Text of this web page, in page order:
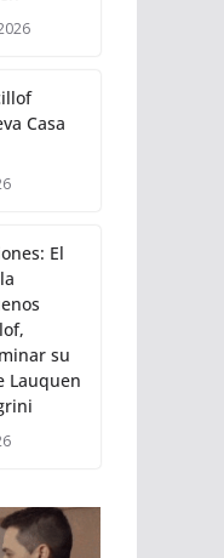
Casa
El
su
Lauquen